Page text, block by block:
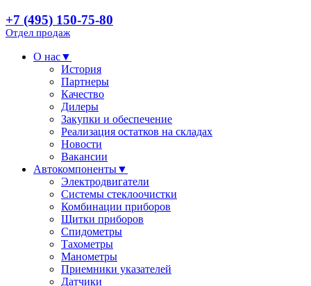
+7 (495) 150-75-80
Отдел продаж
О нас▼
История
Партнеры
Качество
Дилеры
Закупки и обеспечение
Реализация остатков на складах
Новости
Вакансии
Автокомпоненты▼
Электродвигатели
Системы стеклоочистки
Комбинации приборов
Щитки приборов
Спидометры
Тахометры
Манометры
Приемники указателей
Датчики